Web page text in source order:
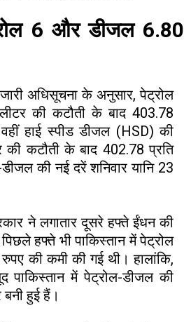
₹6 और डीजल ₹6.80
जारी अधिसूचना के अनुसार, पेट्रोल
की कटौती के बाद ₹403.78
हाई स्पीड डीजल (HSD) की
की कटौती के बाद ₹402.78 प्रति
की नई दरें शनिवार यानि 23
ने लगातार दूसरे हफ्ते ईंधन की
हफ्ते भी पाकिस्तान में पेट्रोल
की कमी की गई थी। हालांकि,
पाकिस्तान में पेट्रोल-डीजल की
हुई हैं।